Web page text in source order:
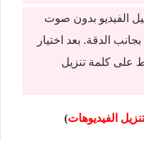
الفيديو بدون صوت
الدقة. بعد اختيار
على كلمة تنزيل
)